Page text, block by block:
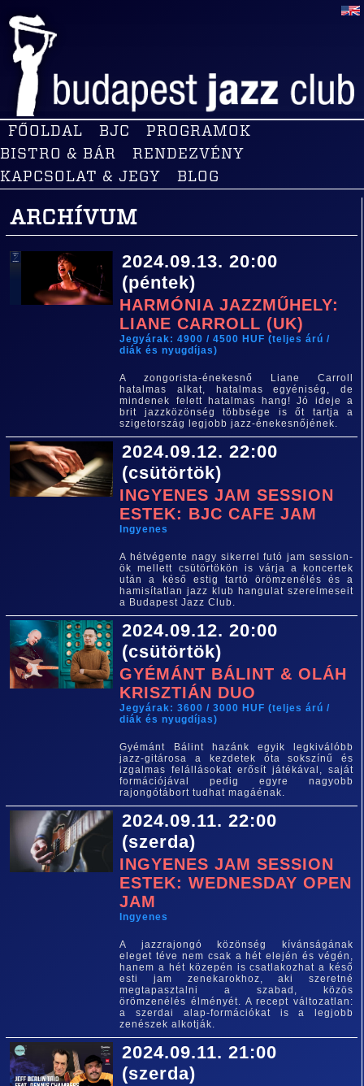
FŐOLDAL BJC
PROGRAMOK
BISTRO & BÁR
RENDEZVÉNY
KAPCSOLAT & JEGY
BLOG
ARCHÍVUM
2024.09.13. 20:00
(péntek)
HARMÓNIA JAZZMŰHELY:
LIANE CARROLL (UK)
Jegyárak: 4900 / 4500 HUF (teljes árú /
diák és nyugdíjas)
A zongorista-énekesnő Liane Carroll
hatalmas alkat, hatalmas egyéniség, de
mindenek felett hatalmas hang! Jó ideje a
brit jazzközönség többsége is őt tartja a
szigetország legjobb jazz-énekesnőjének.
2024.09.12. 22:00
(csütörtök)
INGYENES JAM SESSION
ESTEK: BJC CAFE JAM
Ingyenes
A hétvégente nagy sikerrel futó jam session-
ök mellett csütörtökön is várja a koncertek
után a késő estig tartó örömzenélés és a
hamisítatlan jazz klub hangulat szerelmeseit
a Budapest Jazz Club.
2024.09.12. 20:00
(csütörtök)
GYÉMÁNT BÁLINT & OLÁH
KRISZTIÁN DUO
Jegyárak: 3600 / 3000 HUF (teljes árú /
diák és nyugdíjas)
Gyémánt Bálint hazánk egyik legkiválóbb
jazz-gitárosa a kezdetek óta sokszínű és
izgalmas felállásokat erősít játékával, saját
formációjával pedig egyre nagyobb
rajongótábort tudhat magáénak.
2024.09.11. 22:00
(szerda)
INGYENES JAM SESSION
ESTEK: WEDNESDAY OPEN
JAM
Ingyenes
A jazzrajongó közönség kívánságának
eleget téve nem csak a hét elején és végén,
hanem a hét közepén is csatlakozhat a késő
esti jam zenekarokhoz, aki szeretné
megtapasztalni a szabad, közös
örömzenélés élményét. A recept változatlan:
a szerdai alap-formációkat is a legjobb
zenészek alkotják.
2024.09.11. 21:00
(szerda)